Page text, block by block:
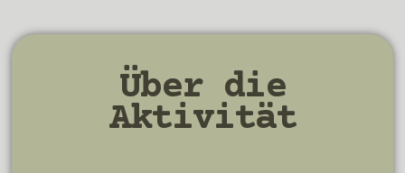
Über die
Aktivität